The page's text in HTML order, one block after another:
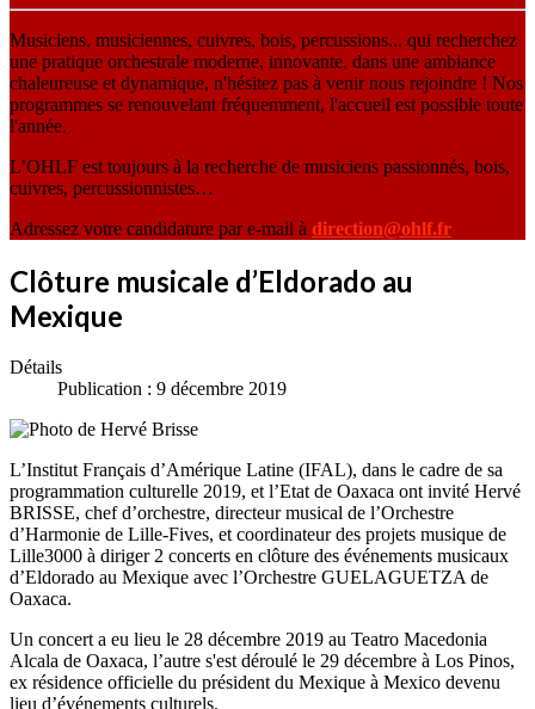
Musiciens, musiciennes, cuivres, bois, percussions... qui recherchez
une pratique orchestrale moderne, innovante, dans une ambiance
chaleureuse et dynamique, n'hésitez pas à venir nous rejoindre ! Nos
programmes se renouvelant fréquemment, l'accueil est possible toute
l'année.
L’OHLF est toujours à la recherche de musiciens passionnés, bois,
cuivres, percussionnistes…
Adressez votre candidature par e-mail à direction@ohlf.fr
Clôture musicale d’Eldorado au
Mexique
Détails
Publication : 9 décembre 2019
L’Institut Français d’Amérique Latine (IFAL), dans le cadre de sa
programmation culturelle 2019, et l’Etat de Oaxaca ont invité Hervé
BRISSE, chef d’orchestre, directeur musical de l’Orchestre
d’Harmonie de Lille-Fives, et coordinateur des projets musique de
Lille3000 à diriger 2 concerts en clôture des événements musicaux
d’Eldorado au Mexique avec l’Orchestre GUELAGUETZA de
Oaxaca.
Un concert a eu lieu le 28 décembre 2019 au Teatro Macedonia
Alcala de Oaxaca, l’autre s'est déroulé le 29 décembre à Los Pinos,
ex résidence officielle du président du Mexique à Mexico devenu
lieu d’événements culturels.